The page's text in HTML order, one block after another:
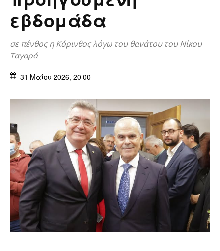
εβδομάδα
σε πένθος η Κόρινθος λόγω του θανάτου του Νίκου
Ταγαρά
31 Μαΐου 2026, 20:00